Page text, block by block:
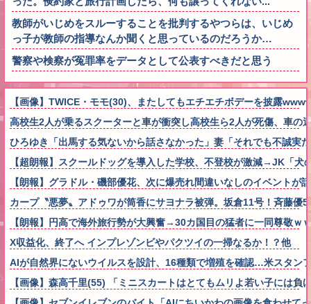
教師がいじめをスルーすることを批判するやつらは、いじめ
っ子が教師の指導なんか聞くと思っているのだろうか…
警察や検察が冤罪率をデータとして公表すべきだと思う
【画像】TWICE・モモ(30)、またしてもエチエチボデーを披露
高校生2人が乗るスクーターと車が衝突し高校生ら2人が死傷、車の
ひろゆき「出馬する気ないから話さなかった」妻「それでも不誠実
【超朗報】スクールドッグを導入した学校、不登校が激減→JK「犬
【朗報】グラドル・磯部優花、次に爆売れ間違いなしのイベントが
カープ〝悪夢〟アドゥワが筒香にサヨナラ被弾。坂倉11号！斉藤
【朗報】円高で海外旅行勢が大興奮→30カ国目の猛者に一同尊敬ｗ
X収益化、終了へ インプレゾンビやパクツイの一掃なるか！？他
AIが自然界にないウイルスを設計、16種類で増殖を確認…米スタン
【画像】森高千里(55) 「ミニスカートはとてもムリよ若い子には